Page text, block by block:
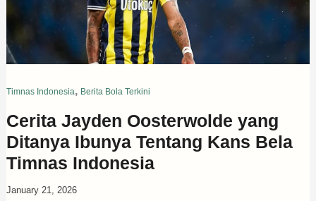
Timnas Indonesia, Berita Bola Terkini
Cerita Jayden Oosterwolde yang
Ditanya Ibunya Tentang Kans Bela
Timnas Indonesia
January 21, 2026